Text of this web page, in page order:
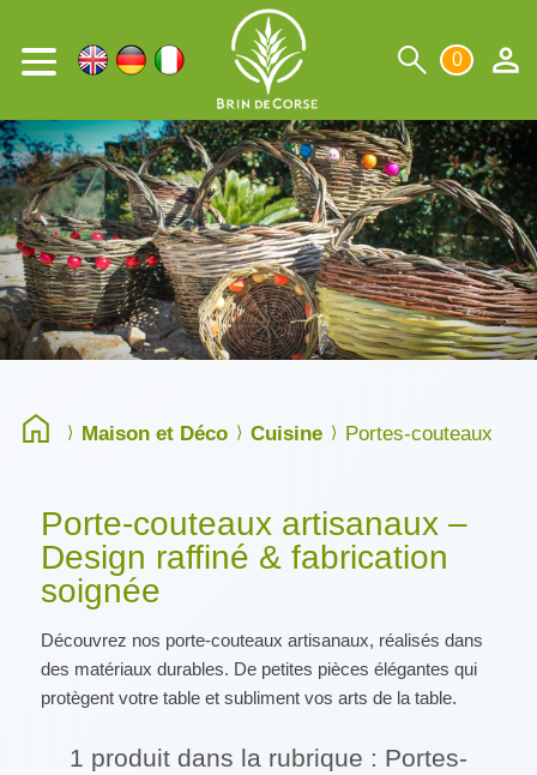
0
Maison et Déco Cuisine Portes-couteaux
Porte-couteaux artisanaux –
Design raffiné & fabrication
soignée
Découvrez nos porte-couteaux artisanaux, réalisés dans
des matériaux durables. De petites pièces élégantes qui
protègent votre table et subliment vos arts de la table.
1 produit dans la rubrique : Portes-